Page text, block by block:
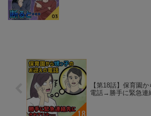
【第18話】保育園
電話→勝手に緊急連